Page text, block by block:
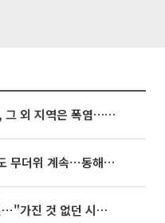
동해안은 시간당 80㎜ 폭우, 그 외 지역은 폭염…‘극과 극 날씨’
[내일 날씨] 폭염 한풀 꺾여도 무더위 계속⋯동해안 이틀 연속 비
임영웅, 어느덧 데뷔 10주년⋯"가진 것 없던 시절, 내 앞엔 20명의 팬뿐"